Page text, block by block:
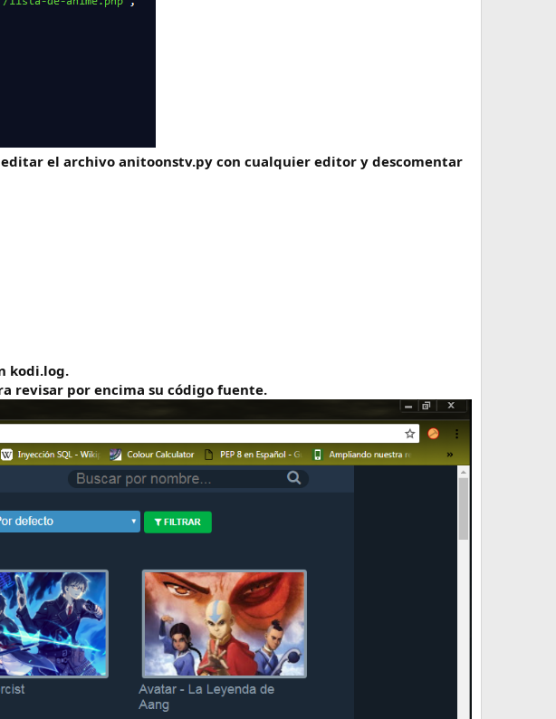
el archivo anitoonstv.py con cualquier editor y descomentar
kodi.log.
revisar por encima su código fuente.